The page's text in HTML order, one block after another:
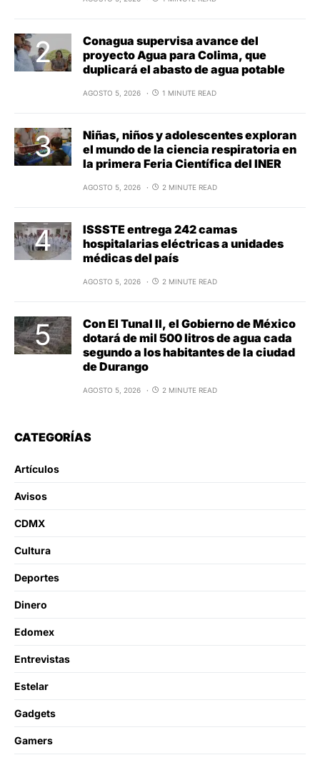
Conagua supervisa avance del
proyecto Agua para Colima, que
duplicará el abasto de agua potable
AGOSTO 5, 2026 1 MINUTE READ
Niñas, niños y adolescentes exploran
el mundo de la ciencia respiratoria en
la primera Feria Científica del INER
AGOSTO 5, 2026 2 MINUTE READ
ISSSTE entrega 242 camas
hospitalarias eléctricas a unidades
médicas del país
AGOSTO 5, 2026 2 MINUTE READ
Con El Tunal II, el Gobierno de México
dotará de mil 500 litros de agua cada
segundo a los habitantes de la ciudad
de Durango
AGOSTO 5, 2026 2 MINUTE READ
CATEGORÍAS
Artículos
Avisos
CDMX
Cultura
Deportes
Dinero
Edomex
Entrevistas
Estelar
Gadgets
Gamers